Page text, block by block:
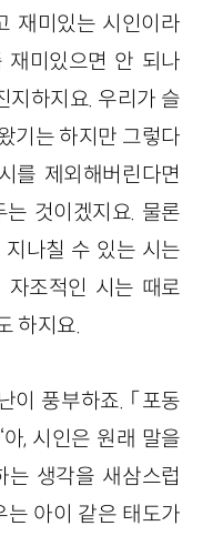
재미있는 시인이라
미있으면 안 되나
지하지요. 우리가 슬
기는 하지만 그렇다
를 제외해버린다면
것이겠지요. 물론
나칠 수 있는 시는
자조적인 시는 때로
하지요.
이 풍부하죠. 「포동
, 시인은 원래 말을
는 생각을 새삼스럽
는 아이 같은 태도가